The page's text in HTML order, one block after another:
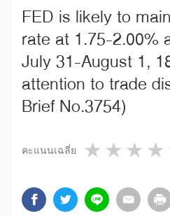
FED is likely to
rate at 1.75-2.00%
July 31-August 1,
attention to trade
Brief No.3754)
คะแนนเฉลี่ย 3
2
1 star